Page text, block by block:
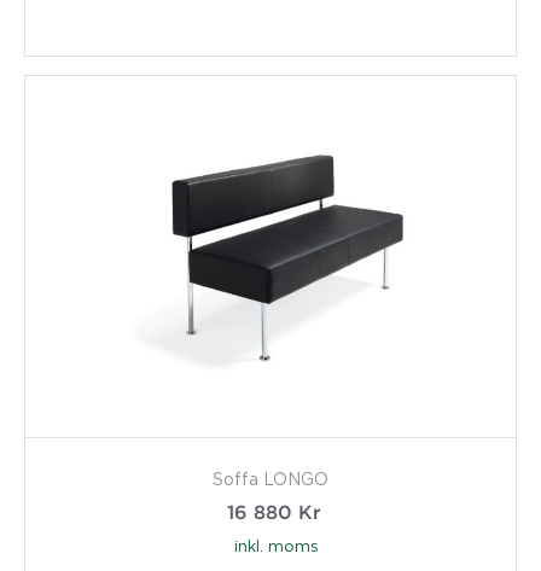
Soffa LONGO
16 880 Kr
inkl. moms